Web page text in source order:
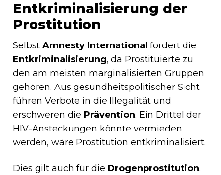
Entkriminalisierung der
Prostitution
SelbstAmnesty International fordert die
Entkriminalisierung, da Prostituierte zu
den am meisten marginalisierten Gruppen
gehören. Aus gesundheitspolitischer Sicht
führen Verbote in die Illegalität und
erschweren die Prävention. Ein Drittel der
HIV-Ansteckungen könnte vermieden
werden, wäre Prostitution entkriminalisiert.
Dies gilt auch für die Drogenprostitution.